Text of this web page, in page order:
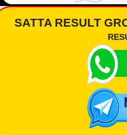
SATTA RESULT